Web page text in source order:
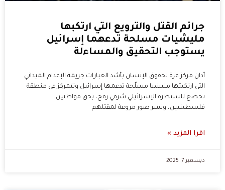
جرائم القتل والترويع التي ارتكبها
مليشيات مسلحة تدعهما إسرائيل
يستوجب التحقيق والمساءلة
أدان مركز غزة لحقوق الإنسان بأشد العبارات جريمة الإعدام الميداني
التي ارتكبتها مليشيا مسلّحة تدعمها إسرائيل وتتمركز في منطقة
تخضع للسيطرة الإسرائيلي شرقي رفح، بحق مواطنين
فلسطينيين، ونشر صور مروعة لمقتلهم
اقرا المزيد »
ديسمبر 7, 2025